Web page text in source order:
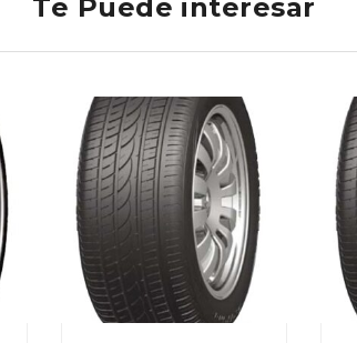
Te Puede interesar